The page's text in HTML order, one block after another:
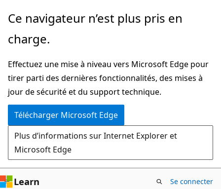
Passer
directement
au
principal
Ce navigateur n’est plus pris en
charge.
Effectuez une mise à niveau vers Microsoft Edge pour
tirer parti des dernières fonctionnalités, des mises à
jour de sécurité et du support technique.
Télécharger Microsoft Edge
Plus d’informations sur Internet Explorer et
Microsoft Edge
Learn Se connecter